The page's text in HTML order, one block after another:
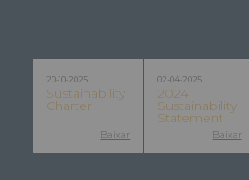
20-10-2025
Sustainability
Charter
Baixar
02-04-2025
2024
Sustainability
Statement
Baixar